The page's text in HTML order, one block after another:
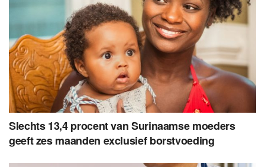
Slechts 13,4 procent van Surinaamse moeders
geeft zes maanden exclusief borstvoeding